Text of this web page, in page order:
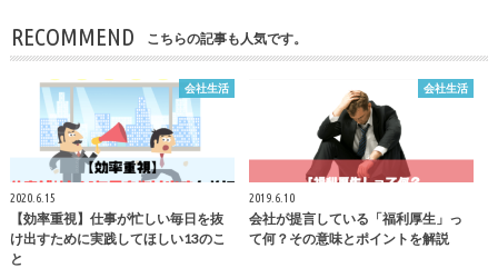
RECOMMEND こちらの記事も人気です。
会社生活
2020.6.15
【効率重視】仕事が忙しい毎日を抜
け出すために実践してほしい13のこ
と
会社生活
2019.6.10
会社が提言している「福利厚生」っ
て何？その意味とポイントを解説